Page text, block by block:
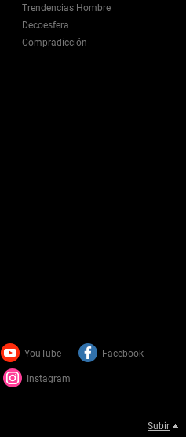
Trendencias Hombre
Decoesfera
Compradicción
YouTube Facebook
Instagram
Subir